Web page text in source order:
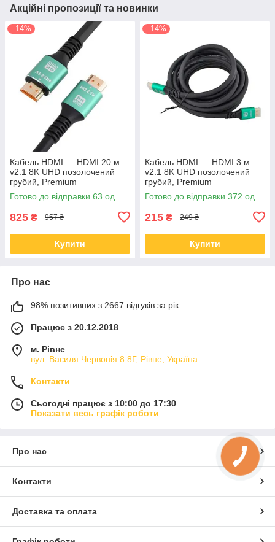
Акційні пропозиції та новинки
–14%
Кабель HDMI — HDMI 20 м
v2.1 8K UHD позолочений
грубий, Premium
Готово до відправки 63 од.
825 ₴ 957 ₴
Купити
–14%
Кабель HDMI — HDMI 3 м
v2.1 8K UHD позолочений
грубий, Premium
Готово до відправки 372 од.
215 ₴ 249 ₴
Купити
Про нас
98% позитивних з 2667 відгуків за рік
Працює з 20.12.2018
м. Рівне
вул. Василя Червонія 8 8Г, Рівне, Україна
Контакти
Сьогодні працює з 10:00 до 17:30
Показати весь графік роботи
Про нас
Контакти
Доставка та оплата